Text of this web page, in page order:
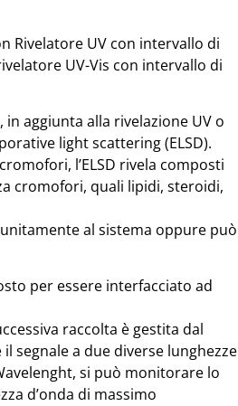
Rivelatore UV con intervallo di
UV-Vis con intervallo di
aggiunta alla rivelazione UV o
light scattering (ELSD).
l’ELSD rivela composti
cromofori, quali lipidi, steroidi,
al sistema oppure può
per essere interfacciato ad
raccolta è gestita dal
segnale a due diverse lunghezze
si può monitorare lo
d’onda di massimo